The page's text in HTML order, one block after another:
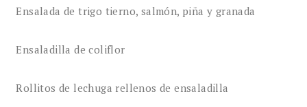
Ensalada de trigo tierno, salmón, piña y granada
Ensaladilla de coliflor
Rollitos de lechuga rellenos de ensaladilla